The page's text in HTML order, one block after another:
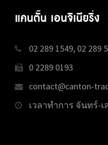
แคนตั้น เอนจิเนียริ่ง
02 289 1549, 02 289
0 2289 0193
contact@canton-
เวลาทำการ จันทร์-เ